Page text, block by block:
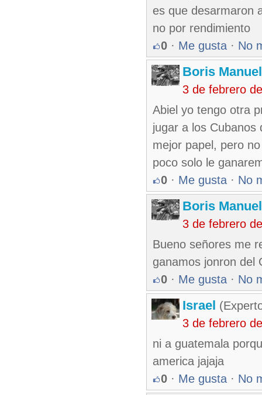
es que desarmaron
no por rendimiento
0 · Me gusta · No
Boris
3 de febrero
Abiel yo tengo otra
jugar a los Cubanos
mejor papel, pero
poco solo le
0 · Me gusta · No
Boris
3 de febrero
Bueno señores me
ganamos jonron del
0 · Me gusta · No
Israel
3 de febrero
ni a guatemala
america jajaja
0 · Me gusta · No